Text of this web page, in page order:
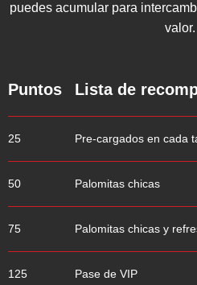
puedes acumular para
valor.
Puntos Lista de
25 Pre-cargados en cada
50 Palomitas chicas
75 Palomitas chicas y
125 Pase de VIP